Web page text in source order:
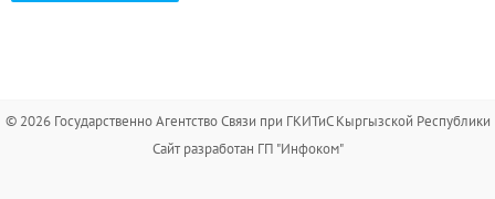
© 2026 Государственно Агентство Связи при ГКИТиС Кыргызской Республики
Сайт разработан ГП "Инфоком"